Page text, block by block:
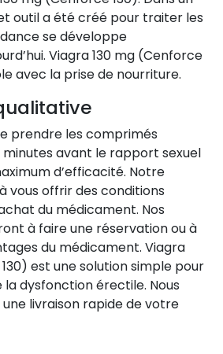
outil a été créé pour traiter les
se développe
Viagra 130 mg (Cenforce
avec la prise de nourriture.
prendre les comprimés
avant le rapport sexuel
d’efficacité. Notre
vous offrir des conditions
du médicament. Nos
à faire une réservation ou à
du médicament. Viagra
est une solution simple pour
dysfonction érectile. Nous
livraison rapide de votre